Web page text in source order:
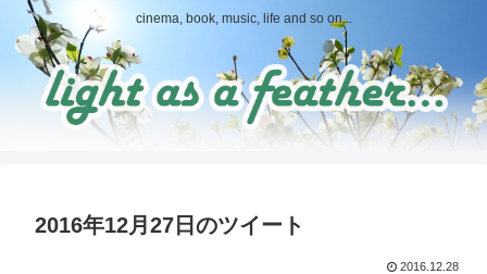
cinema, book, music, life and so on...
2016年12月27日のツイート
2016.12.28